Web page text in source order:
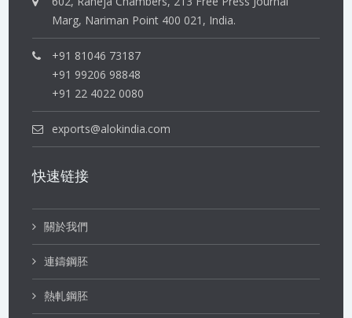
Marg, Nariman Point 400 021, India.
+91 81046 73187
+91 99206 98848
+91 22 4022 0080
exports@alokindia.com
快速链接
關於我們
連鑄鋼胚
熱軋鋼胚